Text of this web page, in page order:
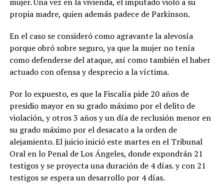
propia madre, quien además padece de Parkinson.
En el caso se consideró como agravante la alevosía
porque obró sobre seguro, ya que la mujer no tenía
como defenderse del ataque, así como también el haber
actuado con ofensa y desprecio a la víctima.
Por lo expuesto, es que la Fiscalía pide 20 años de
presidio mayor en su grado máximo por el delito de
violación, y otros 3 años y un día de reclusión menor en
su grado máximo por el desacato a la orden de
alejamiento. El juicio inició este martes en el Tribunal
Oral en lo Penal de Los Ángeles, donde expondrán 21
testigos y se proyecta una duración de 4 días. y con 21
testigos se espera un desarrollo por 4 días.